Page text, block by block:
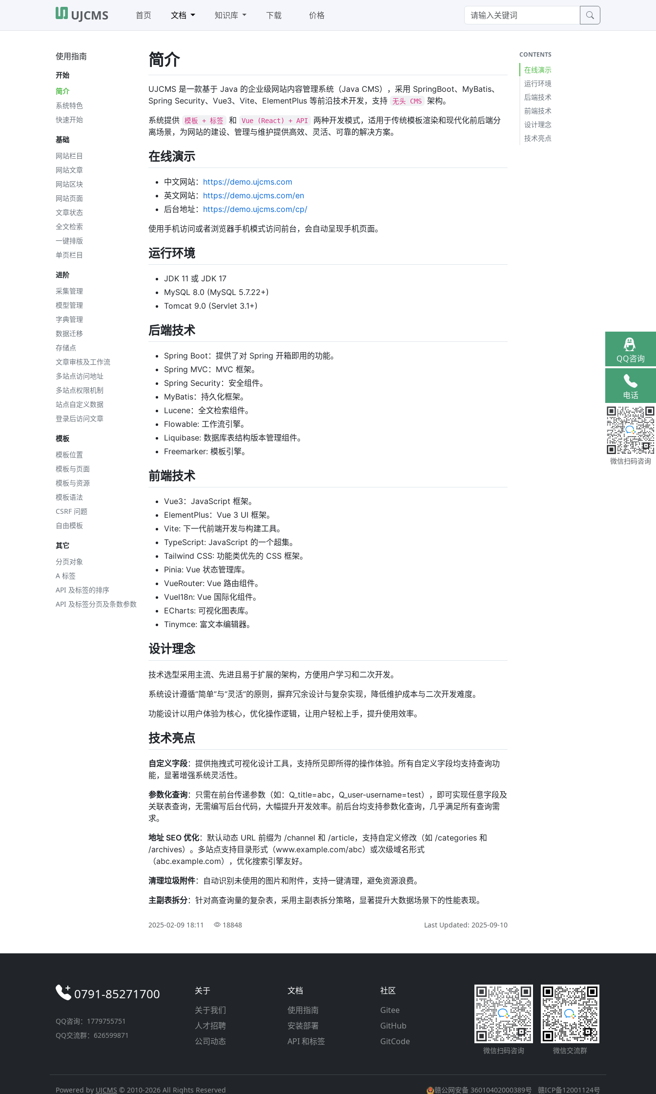
UJCMS 首页 文档 知识库 下载 价格
简介
UJCMS 是一款基于 Java 的企业级网站内容管理系统（Java CMS），采用 SpringBoot、MyBatis、
Spring Security、Vue3、Vite、ElementPlus 等前沿技术开发，支持
无头 CMS
架构。
系统提供
模板 + 标签 和 Vue (React) + API
两种开发模式，适用于传统模板渲染和现代化前后端分
离场景，为网站的建设、管理与维护提供高效、灵活、可靠的解决方案。
在线演示
中文网站： https://demo.ujcms.com
英文网站： https://demo.ujcms.com/en
后台地址： https://demo.ujcms.com/cp/
使用手机访问或者浏览器手机模式访问前台，会自动呈现手机页面。
运行环境
JDK 11 或 JDK 17
MySQL 8.0 (MySQL 5.7.22+)
Tomcat 9.0 (Servlet 3.1+)
后端技术
Spring Boot：提供了对 Spring 开箱即用的功能。
Spring MVC：MVC 框架。
Spring Security：安全组件。
MyBatis：持久化框架。
Lucene：全文检索组件。
Flowable: 工作流引擎。
Liquibase: 数据库表结构版本管理组件。
Freemarker: 模板引擎。
前端技术
Vue3：JavaScript 框架。
ElementPlus：Vue 3 UI 框架。
Vite: 下一代前端开发与构建工具。
TypeScript: JavaScript 的一个超集。
Tailwind CSS: 功能类优先的 CSS 框架。
Pinia: Vue 状态管理库。
VueRouter: Vue 路由组件。
VueI18n: Vue 国际化组件。
ECharts: 可视化图表库。
Tinymce: 富文本编辑器。
设计理念
技术选型采用主流、先进且易于扩展的架构，方便用户学习和二次开发。
系统设计遵循“简单”与“灵活”的原则，摒弃冗余设计与复杂实现，降低维护成本与二次开发难度。
功能设计以用户体验为核心，优化操作逻辑，让用户轻松上手，提升使用效率。
技术亮点
自定义字段：提供拖拽式可视化设计工具，支持所见即所得的操作体验。所有自定义字段均支持查询功
能，显著增强系统灵活性。
参数化查询：只需在前台传递参数（如：Q_title=abc，Q_user-username=test），即可实现任意字段及
关联表查询，无需编写后台代码，大幅提升开发效率。前后台均支持参数化查询，几乎满足所有查询需
求。
地址 SEO 优化：默认动态 URL 前缀为 /channel 和 /article，支持自定义修改（如 /categories 和
/archives）。多站点支持目录形式（www.example.com/abc）或次级域名形式
（abc.example.com），优化搜索引擎友好。
清理垃圾附件：自动识别未使用的图片和附件，支持一键清理，避免资源浪费。
主副表拆分：针对高查询量的复杂表，采用主副表拆分策略，显著提升大数据场景下的性能表现。
2025-02-09 18:11 18848 Last Updated: 2025-09-10
使用指南
开始
简介
系统特色
快速开始
基础
网站栏目
网站文章
网站区块
网站页面
文章状态
全文检索
一键排版
单页栏目
进阶
采集管理
模型管理
字典管理
数据迁移
存储点
文章审核及工作流
多站点访问地址
多站点权限机制
站点自定义数据
登录后访问文章
模板
模板位置
模板与页面
模板与资源
模板语法
CSRF 问题
自由模板
其它
分页对象
A 标签
API 及标签的排序
API 及标签分页及条数参数
CONTENTS
在线演示
运行环境
后端技术
前端技术
设计理念
技术亮点
0791-85271700
QQ咨询：1779755751
QQ交流群：626599871
关于
关于我们
人才招聘
公司动态
文档
使用指南
安装部署
API 和标签
社区
Gitee
GitHub
GitCode
微信扫码咨询 微信交流群
Powered by UJCMS © 2010-2026 All Rights Reserved 赣公网安备 36010402000389号 赣ICP备12001124号
QQ咨询
电话
微信扫码咨询